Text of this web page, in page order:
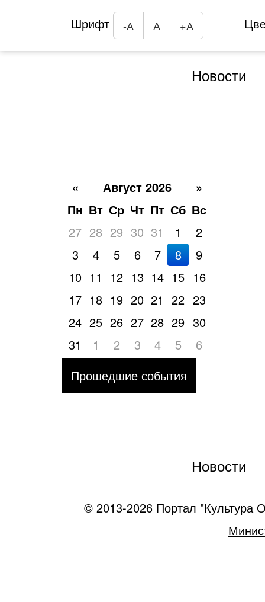
Шрифт -А А +А
Новости
« Август 2026
»
Пн Вт Ср Чт Пт Сб Вс
27 28 29 30 31 1
2
3
4 5 6 7 8
9
10 11 12 13 14 15 16
17 18 19 20 21 22 23
24 25 26 27 28 29 30
31
1 2 3 4 5
6
Прошедшие события
Новости
© 2013-2026 Портал "Культура